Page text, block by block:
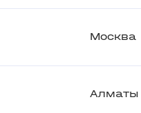
Москва
Алматы